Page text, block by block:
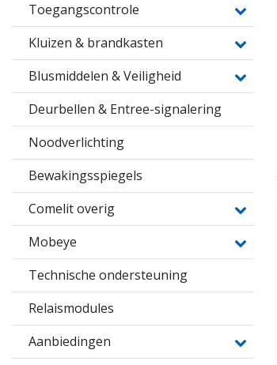
Toegangscontrole
Kluizen & brandkasten
Blusmiddelen & Veiligheid
Deurbellen & Entree-signalering
Noodverlichting
Bewakingsspiegels
Comelit overig
Mobeye
Technische ondersteuning
Relaismodules
Aanbiedingen